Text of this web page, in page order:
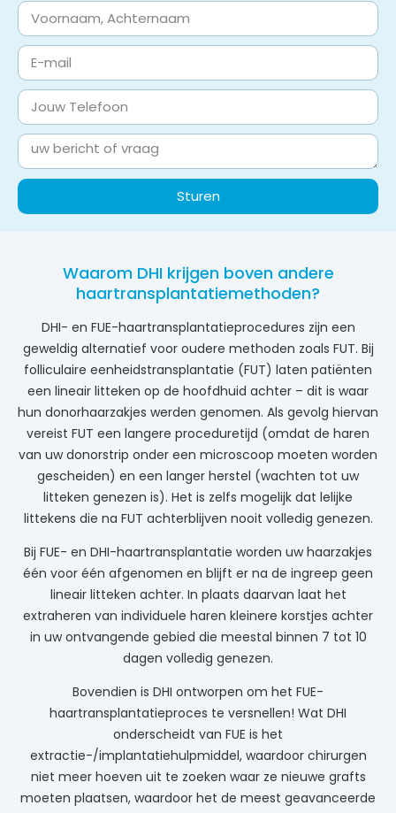
Sturen
Waarom DHI krijgen boven andere
haartransplantatiemethoden?
DHI- en FUE-haartransplantatieprocedures zijn een
geweldig alternatief voor oudere methoden zoals FUT. Bij
folliculaire eenheidstransplantatie (FUT) laten patiënten
een lineair litteken op de hoofdhuid achter – dit is waar
hun donorhaarzakjes werden genomen. Als gevolg hiervan
vereist FUT een langere proceduretijd (omdat de haren
van uw donorstrip onder een microscoop moeten worden
gescheiden) en een langer herstel (wachten tot uw
litteken genezen is). Het is zelfs mogelijk dat lelijke
littekens die na FUT achterblijven nooit volledig genezen.
Bij FUE- en DHI-haartransplantatie worden uw haarzakjes
één voor één afgenomen en blijft er na de ingreep geen
lineair litteken achter. In plaats daarvan laat het
extraheren van individuele haren kleinere korstjes achter
in uw ontvangende gebied die meestal binnen 7 tot 10
dagen volledig genezen.
Bovendien is DHI ontworpen om het FUE-
haartransplantatieproces te versnellen! Wat DHI
onderscheidt van FUE is het
extractie-/implantatiehulpmiddel, waardoor chirurgen
niet meer hoeven uit te zoeken waar ze nieuwe grafts
moeten plaatsen, waardoor het de meest geavanceerde